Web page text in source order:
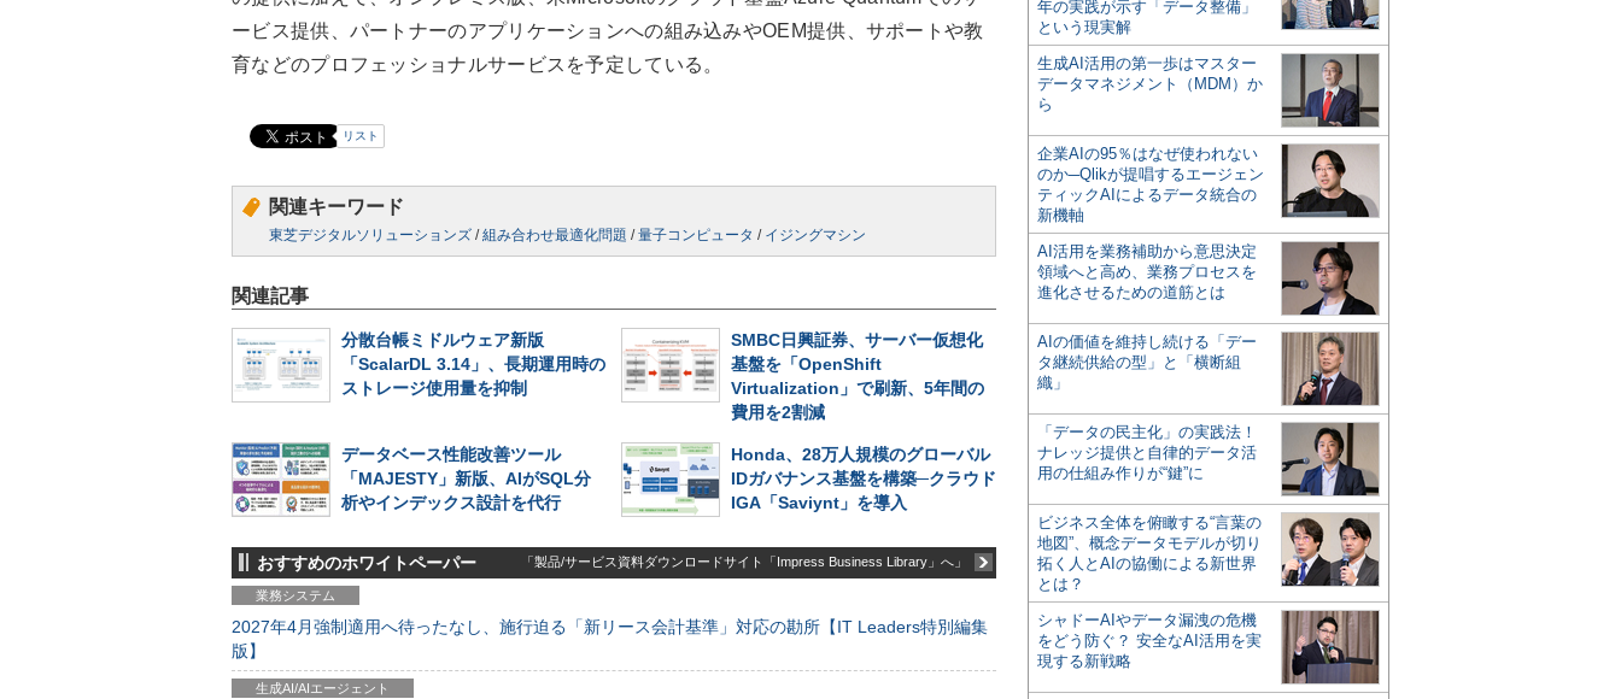
ービス提供、パートナーのアプリケーションへの組み込みやOEM提供、サポートや教
育などのプロフェッショナルサービスを予定している。
リスト
関連キーワード
東芝デジタルソリューションズ /組み合わせ最適化問題 /量子コンピュータ / イジングマシン
関連記事
分散台帳ミドルウェア新版
「ScalarDL 3.14」、長期運用時の
ストレージ使用量を抑制
SMBC日興証券、サーバー仮想化
基盤を「OpenShift
Virtualization」で刷新、5年間の
費用を2割減
データベース性能改善ツール
「MAJESTY」新版、AIがSQL分
析やインデックス設計を代行
Honda、28万人規模のグローバル
IDガバナンス基盤を構築─クラウド
IGA「Saviynt」を導入
おすすめのホワイトペーパー 「製品/サービス資料ダウンロードサイト「Impress Business Library」へ」
業務システム
2027年4月強制適用へ待ったなし、施行迫る「新リース会計基準」対応の勘所【IT Leaders特別編集
版】
生成AI/AIエージェント
年の実践が示す「データ整備」
という現実解
生成AI活用の第一歩はマスター
データマネジメント（MDM）か
ら
企業AIの95％はなぜ使われない
のか─Qlikが提唱するエージェン
ティックAIによるデータ統合の
新機軸
AI活用を業務補助から意思決定
領域へと高め、業務プロセスを
進化させるための道筋とは
AIの価値を維持し続ける「デー
タ継続供給の型」と「横断組
織」
「データの民主化」の実践法！
ナレッジ提供と自律的データ活
用の仕組み作りが“鍵”に
ビジネス全体を俯瞰する“言葉の
地図”、概念データモデルが切り
拓く人とAIの協働による新世界
とは？
シャドーAIやデータ漏洩の危機
をどう防ぐ？ 安全なAI活用を実
現する新戦略